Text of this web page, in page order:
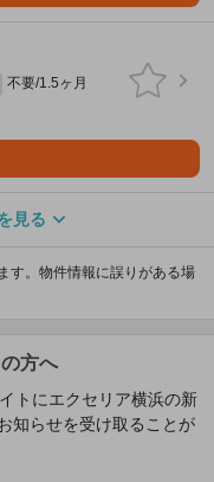
不要/1.5ヶ月
見る
す。物件情報に誤りがある場
方へ
トにエクセリア横浜の新
知らせを受け取ることが